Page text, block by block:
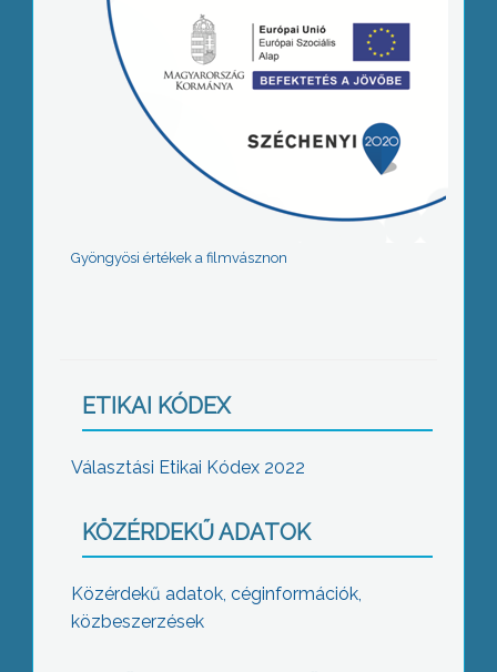
Gyöngyösi értékek a filmvásznon
ETIKAI KÓDEX
Választási Etikai Kódex 2022
KÖZÉRDEKŰ ADATOK
Közérdekű adatok, céginformációk,
közbeszerzések